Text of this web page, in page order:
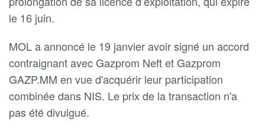
le 16 juin.
MOL a annoncé le 19 janvier avoir signé un accord
contraignant avec Gazprom Neft et Gazprom
GAZP.MM en vue d'acquérir leur participation
combinée dans NIS. Le prix de la transaction n'a
pas été divulgué.